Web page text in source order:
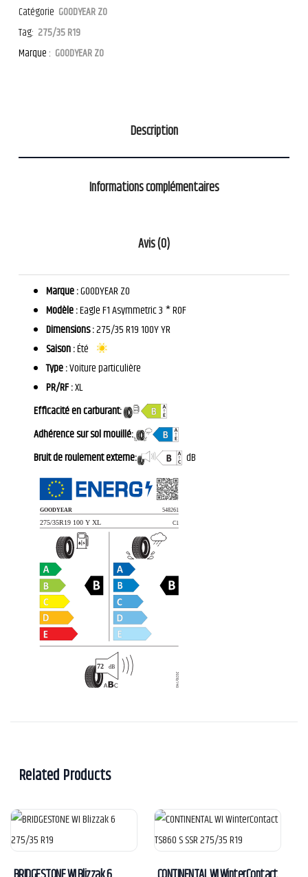
Catégorie GOODYEAR ZO
Tag: 275/35 R19
Marque : GOODYEAR ZO
Description
Informations complémentaires
Avis (0)
Marque :GOODYEAR ZO
Modèle :Eagle F1 Asymmetric 3 * ROF
Dimensions :275/35 R19 100Y YR
Saison :Été
Type :Voiture particulière
PR/RF :XL
Efficacité en carburant:
Adhérence sur sol mouillé:
Bruit de roulement externe:
dB
Related Products